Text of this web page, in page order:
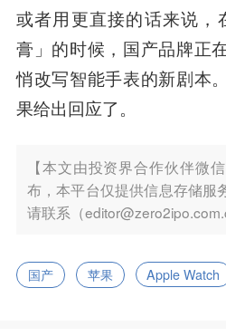
或者用更直接的话来说，
膏」的时候，国产品牌正
悄改写智能手表的新剧本
果给出回应了。
【本文由投资界合作伙伴微
布，本平台仅提供信息存储服
请联系（
国产 苹果 Apple Watch